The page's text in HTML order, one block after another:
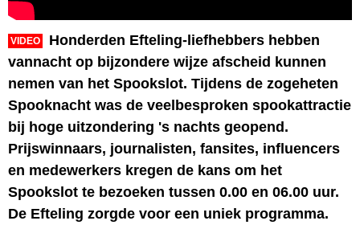
VIDEO
Honderden Efteling-liefhebbers hebben
vannacht op bijzondere wijze afscheid kunnen
nemen van het Spookslot. Tijdens de zogeheten
Spooknacht was de veelbesproken spookattractie
bij hoge uitzondering 's nachts geopend.
Prijswinnaars, journalisten, fansites, influencers
en medewerkers kregen de kans om het
Spookslot te bezoeken tussen 0.00 en 06.00 uur.
De Efteling zorgde voor een uniek programma.